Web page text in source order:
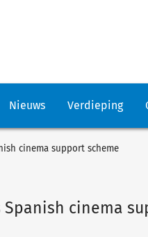
Nieuws Verdieping
cinema support scheme
cinema